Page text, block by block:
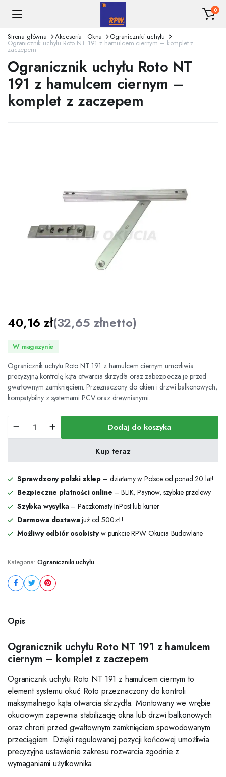
0
Strona główna Akcesoria - Okna Ograniczniki uchyłu
Ogranicznik uchyłu Roto NT 191 z hamulcem ciernym – komplet z
zaczepem
Ogranicznik uchyłu Roto NT
191 z hamulcem ciernym –
komplet z zaczepem
40,16zł(32,65 złnetto)
W magazynie
Ogranicznik uchyłu Roto NT 191 z hamulcem ciernym umożliwia
precyzyjną kontrolę kąta otwarcia skrzydła oraz zabezpiecza je przed
gwałtownym zamknięciem. Przeznaczony do okien i drzwi balkonowych,
kompatybilny z systemami PCV oraz drewnianymi.
uchyłu
Roto
hamulcem
ciernym
–
komplet
z
ilość
Dodaj do koszyka
Kup teraz
Sprawdzony polski sklep – działamy w Polsce od ponad 20 lat!
Bezpieczne płatności online – BLIK, Paynow, szybkie przelewy
Szybka wysyłka– Paczkomaty InPost lub kurier
Darmowa dostawajuż od 500zł !
Możliwy odbiór osobistyw punkcie RPW Okucia Budowlane
Kategoria: Ograniczniki uchyłu
Opis
Ogranicznik uchyłu Roto NT 191 z hamulcem
ciernym – komplet z zaczepem
Ogranicznik uchyłu Roto NT 191 z hamulcem ciernym to
element systemu okuć Roto przeznaczony do kontroli
maksymalnego kąta otwarcia skrzydła. Montowany we wrębie
okuciowym zapewnia stabilizację okna lub drzwi balkonowych
oraz chroni przed gwałtownym zamknięciem spowodowanym
przeciągiem. Dzięki regulowanej pozycji końcowej umożliwia
precyzyjne ustawienie zakresu rozwarcia zgodnie z
wymaganiami użytkownika.